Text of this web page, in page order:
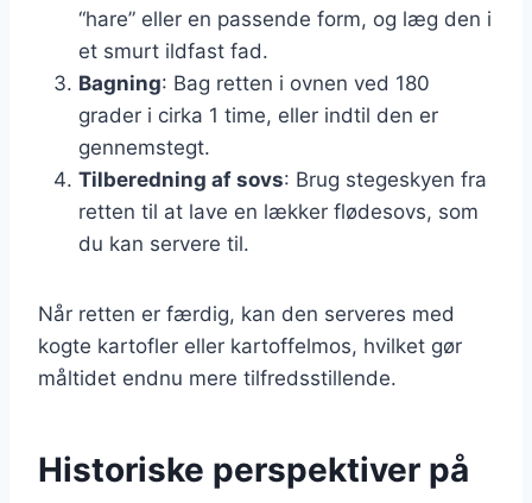
“hare” eller en passende form, og læg den i
et smurt ildfast fad.
Bagning: Bag retten i ovnen ved 180
grader i cirka 1 time, eller indtil den er
gennemstegt.
Tilberedning af sovs: Brug stegeskyen fra
retten til at lave en lækker flødesovs, som
du kan servere til.
Når retten er færdig, kan den serveres med
kogte kartofler eller kartoffelmos, hvilket gør
måltidet endnu mere tilfredsstillende.
Historiske perspektiver på